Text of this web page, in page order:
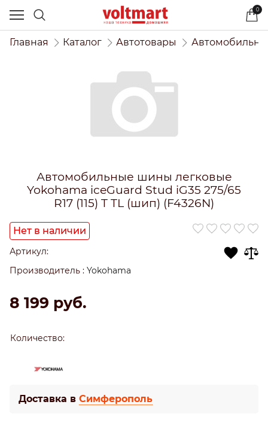
0
Главная Каталог Автотовары
Автомобильные шины легковые
Yokohama iceGuard Stud iG35 275/65
R17 (115) T TL (шип) (F4326N)
Нет в наличии
Артикул:
Производитель : Yokohama
8 199 руб.
Количество:
Доставка в Симферополь